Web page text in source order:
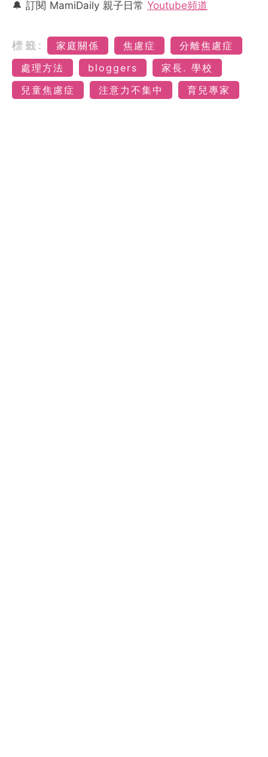
🔔 訂閱 MamiDaily 親子日常 Youtube頻道
標籤: 家庭關係 焦慮症
分離焦慮症
處理方法
bloggers
家長. 學校
兒童焦慮症
注意力不集中 育兒專家